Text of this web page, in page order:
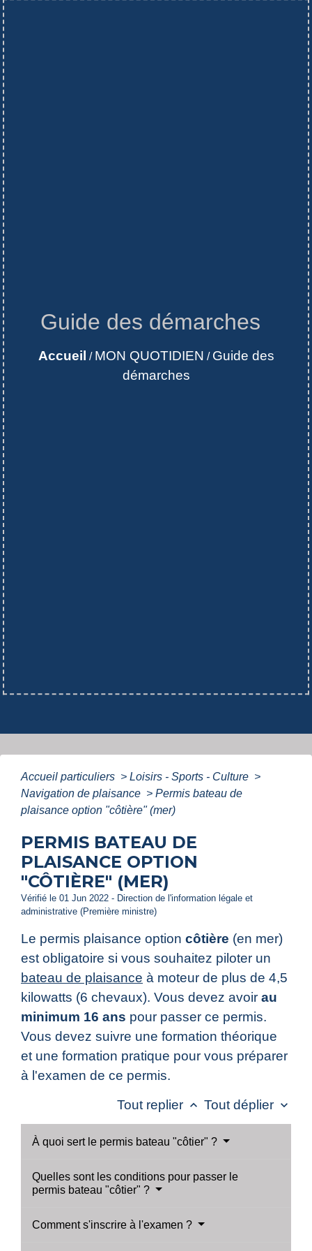
Guide des démarches
Accueil / MON QUOTIDIEN / Guide des
démarches
Accueil particuliers > Loisirs - Sports - Culture >
Navigation de plaisance > Permis bateau de
plaisance option "côtière" (mer)
PERMIS BATEAU DE
PLAISANCE OPTION
"CÔTIÈRE" (MER)
Vérifié le 01 Jun 2022 - Direction de l'information légale et
administrative (Première ministre)
Le permis plaisance option côtière (en mer)
est obligatoire si vous souhaitez piloter un
bateau de plaisance à moteur de plus de 4,5
kilowatts (6 chevaux). Vous devez avoir au
minimum 16 ans pour passer ce permis.
Vous devez suivre une formation théorique
et une formation pratique pour vous préparer
à l'examen de ce permis.
Tout replier keyboard_arrow_up Tout déplier keyboard_arrow_down
À quoi sert le permis bateau "côtier" ?
Quelles sont les conditions pour passer le
permis bateau "côtier" ?
Comment s'inscrire à l'examen ?